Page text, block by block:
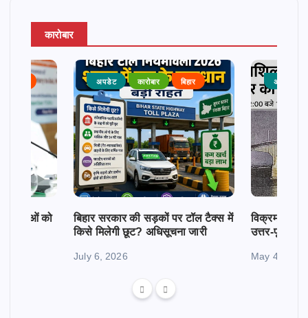
कारोबार
महिलाओं को
अपडेट कारोबार बिहार
बिहार सरकार की सड़कों पर टॉल टैक्स में
किसे मिलेगी छूट? अधिसूचना जारी
July 6, 2026
अपडेट
विक्रमशिला
उत्तर-पूर्व
May 4, 2026